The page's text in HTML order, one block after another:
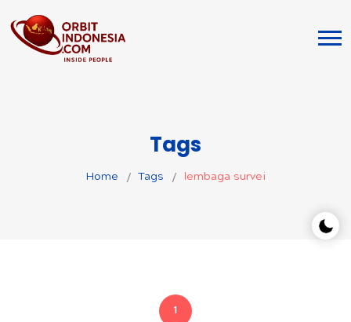
Tags
Home Tags lembaga survei
1